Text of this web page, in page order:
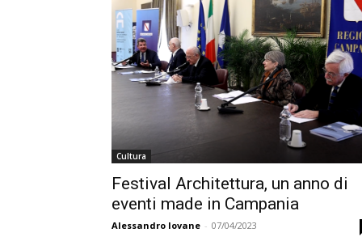
Cultura
Festival Architettura, un anno di
eventi made in Campania
Alessandro Iovane - 07/04/2023